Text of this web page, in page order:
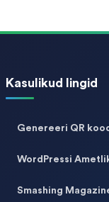
Kasulikud lingid
Genereeri QR
WordPressi
Smashing